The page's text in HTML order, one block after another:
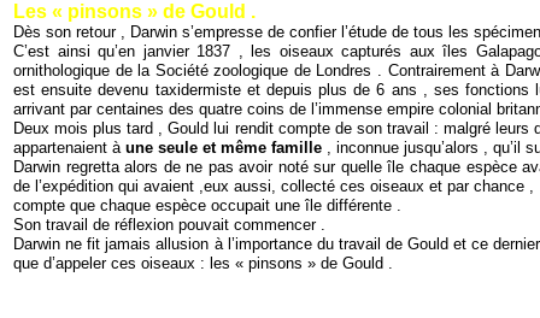
Les « pinsons » de Gould .
Dès son retour , Darwin s’empresse de confier l’étude de tous les
C’est ainsi qu’en janvier 1837 , les oiseaux capturés aux îles
ornithologique de la Société zoologique de Londres . Contrairement à
est ensuite devenu taxidermiste et depuis plus de 6 ans , ses fonctions
arrivant par centaines des quatre coins de l’immense empire colonial
Deux mois plus tard , Gould lui rendit compte de son travail : malgré
appartenaient à une seule et même famille , inconnue jusqu’alors , qu’il
Darwin regretta alors de ne pas avoir noté sur quelle île chaque espèce
de l’expédition qui avaient ,eux aussi, collecté ces oiseaux et par chance
compte que chaque espèce occupait une île différente .
Son travail de réflexion pouvait commencer .
Darwin ne fit jamais allusion à l’importance du travail de Gould et ce
que d’appeler ces oiseaux : les « pinsons » de Gould .